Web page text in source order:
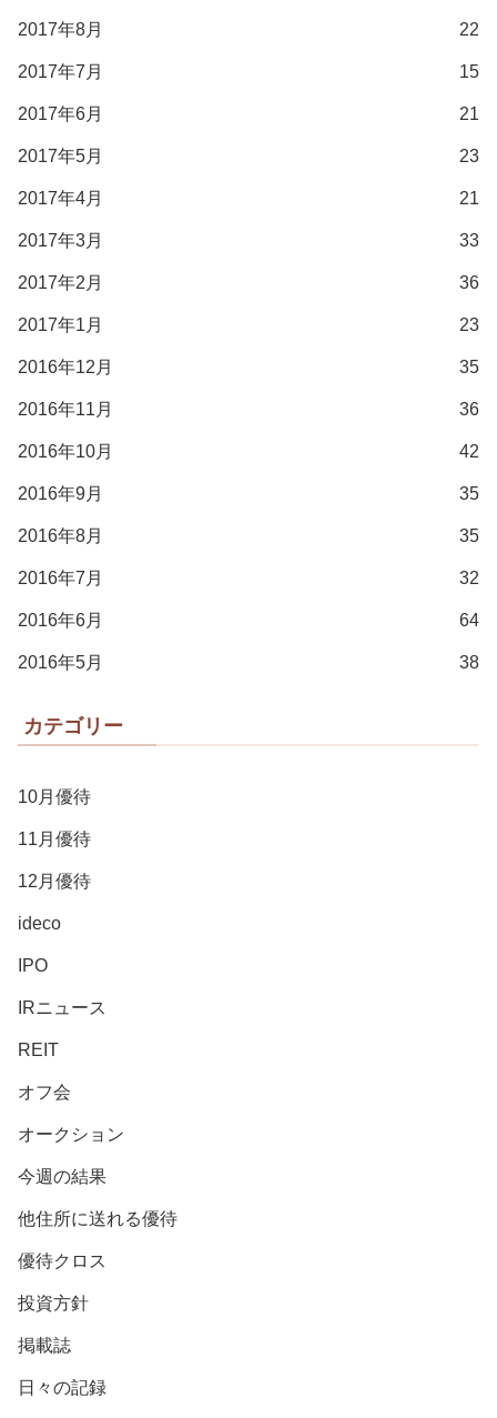
2017年8月 22
2017年7月 15
2017年6月 21
2017年5月 23
2017年4月 21
2017年3月 33
2017年2月 36
2017年1月 23
2016年12月 35
2016年11月 36
2016年10月 42
2016年9月 35
2016年8月 35
2016年7月 32
2016年6月 64
2016年5月 38
カテゴリー
10月優待
11月優待
12月優待
ideco
IPO
IRニュース
REIT
オフ会
オークション
今週の結果
他住所に送れる優待
優待クロス
投資方針
掲載誌
日々の記録